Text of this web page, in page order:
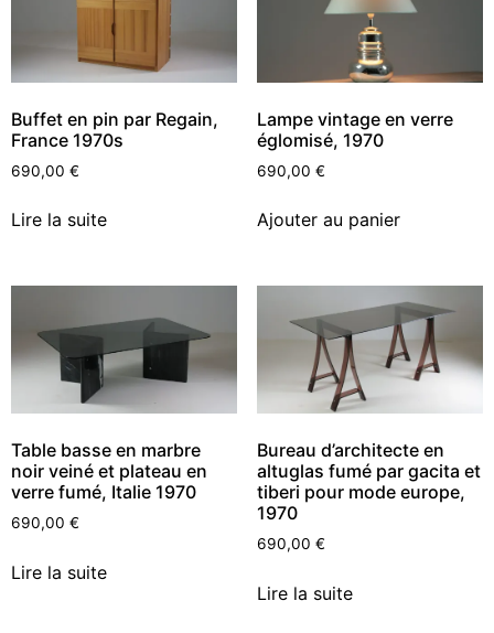
Buffet en pin par Regain,
France 1970s
690,00 €
Lire la suite
Lampe vintage en verre
églomisé, 1970
690,00 €
Ajouter au panier
Table basse en marbre
noir veiné et plateau en
verre fumé, Italie 1970
690,00 €
Lire la suite
Bureau d’architecte en
altuglas fumé par gacita et
tiberi pour mode europe,
1970
690,00 €
Lire la suite